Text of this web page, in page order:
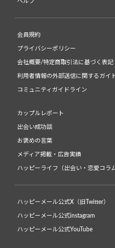
会員規約
プライバシーポリシー
会社概要/特定商取引法に基づく表記
利用者情報の外部送信に関するガイ
コミュニティガイドライン
カップルレポート
出会い成功談
お褒めの言葉
メディア掲載・広告実績
ハッピーライフ（出会い・恋愛コラ
ハッピーメール公式X（旧Twitter）
ハッピーメール公式instagram
ハッピーメール公式YouTube